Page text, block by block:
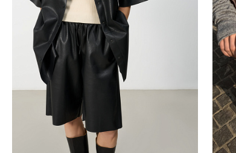
Добавить в корзину
S